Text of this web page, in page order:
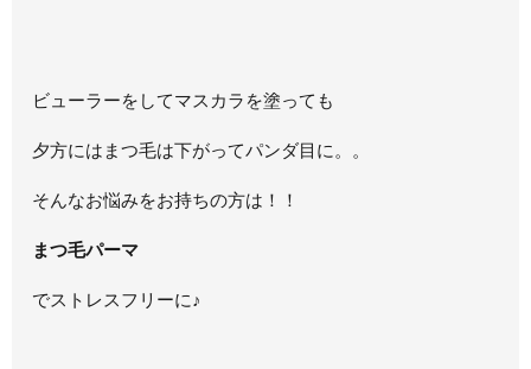
ビューラーをしてマスカラを塗っても
夕方にはまつ毛は下がってパンダ目に。。
そんなお悩みをお持ちの方は！！
まつ毛パーマ
でストレスフリーに♪